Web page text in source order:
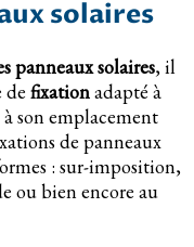
solaires
panneaux solaires, il
de fixationadapté à
son emplacement
de panneaux
: sur-imposition,
ou bien encore au